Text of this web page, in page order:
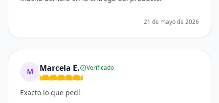
21 de mayo de 2026
M Marcela E. Verificado
Exacto lo que pedí